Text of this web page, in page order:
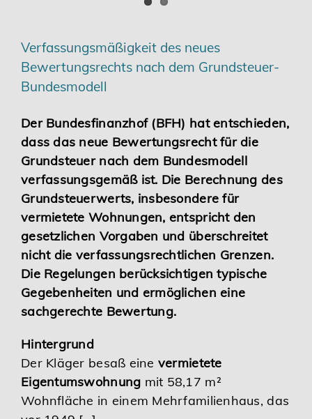
Digitalisierung | Steuerberatung
Karriere
Services
Verfassungsmäßigkeit des neues
Bewertungsrechts nach dem Grundsteuer-
Bundesmodell
Der Bundesfinanzhof (BFH) hat entschieden,
dass das neue Bewertungsrecht für die
Grundsteuer nach dem Bundesmodell
verfassungsgemäß ist. Die Berechnung des
Grundsteuerwerts, insbesondere für
vermietete Wohnungen, entspricht den
gesetzlichen Vorgaben und überschreitet
nicht die verfassungsrechtlichen Grenzen.
Die Regelungen berücksichtigen typische
Gegebenheiten und ermöglichen eine
sachgerechte Bewertung.
Hintergrund
Der Kläger besaß eine vermietete
Eigentumswohnung mit 58,17 m²
Wohnfläche in einem Mehrfamilienhaus, das